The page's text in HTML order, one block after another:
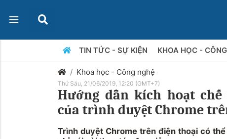
TIN TỨC - SỰ KIỆN KHOA HỌC -
Khoa học - Công nghệ
Thứ Sáu, 21/06/2019, 12:20 (GMT+7)
Hướng dẫn kích hoạt
của trình duyệt Chrome
Trình duyệt Chrome trên điện thoại có